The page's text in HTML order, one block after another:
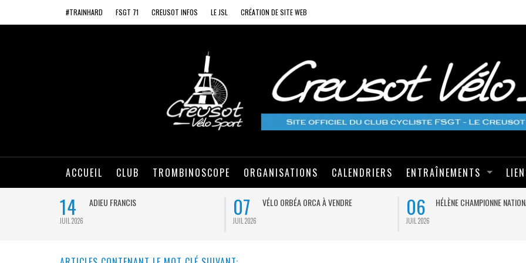
#TRAINHARD FSGT 71 CREUSOT INFOS LE JSL CRÉATION DE SITE WEB
ACCUEIL CLUB TROMBINOSCOPE ORGANISATIONS CALENDRIERS ENTRAÎNEMENTS
14
JUIL 2026
ADIEU FRANCIS 07
JUIL 2026
VÉLO ORBÉA ORCA À VENDRE 06
JUIL 2026
HÉLÈNE CHAMPIONNE